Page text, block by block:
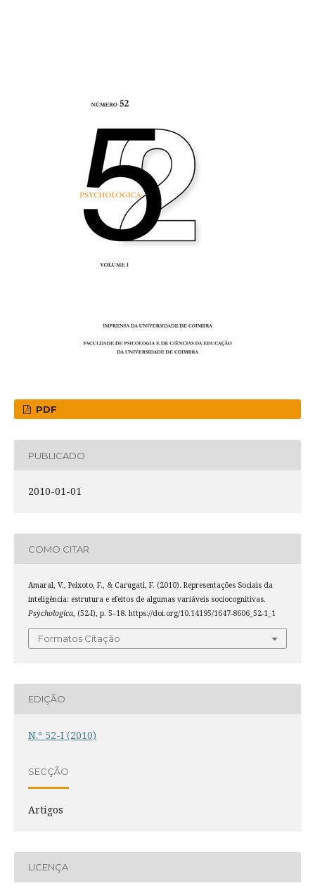
PDF
PUBLICADO
2010-01-01
COMO CITAR
Amaral, V., Peixoto, F., & Carugati, F. (2010). Representações Sociais da
inteligência: estrutura e efeitos de algumas variáveis sociocognitivas.
Psychologica, (52-I), p. 5–18. https://doi.org/10.14195/1647-8606_52-1_1
Formatos Citação
EDIÇÃO
N.º 52-I (2010)
SECÇÃO
Artigos
LICENÇA